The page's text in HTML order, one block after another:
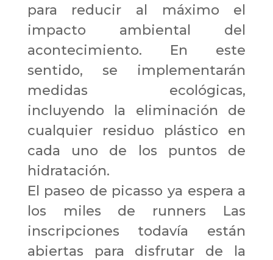
para reducir al máximo el
impacto ambiental del
acontecimiento. En este
sentido, se implementarán
medidas ecológicas,
incluyendo la eliminación de
cualquier residuo plástico en
cada uno de los puntos de
hidratación.
El paseo de picasso ya espera a
los miles de runners Las
inscripciones todavía están
abiertas para disfrutar de la